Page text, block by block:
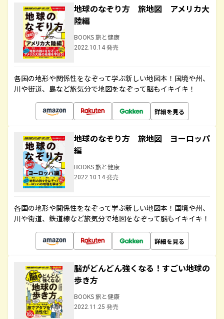
地球のなぞり方 旅地図 アメリカ大
陸編
BOOKS 旅と健康
2022.10.14 発売
各国の地形や関係性をなぞって学ぶ新しい地図本！国境や州、
川や街道、島など旅気分で地図をなぞって脳もイキイキ！
詳細を見る
地球のなぞり方 旅地図 ヨーロッパ
編
BOOKS 旅と健康
2022.10.14 発売
各国の地形や関係性をなぞって学ぶ新しい地図本！国境や州、
川や街道、鉄道線など旅気分で地図をなぞって脳もイキイキ！
詳細を見る
脳がどんどん強くなる！すごい地球の
歩き方
BOOKS 旅と健康
2022.11.25 発売